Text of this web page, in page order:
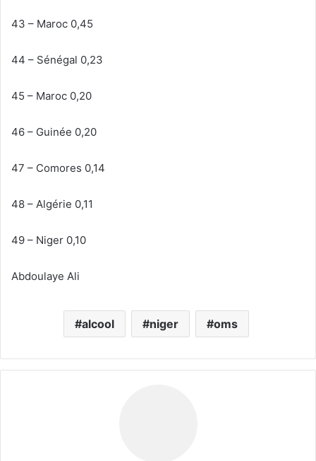
43 – Maroc 0,45
44 – Sénégal 0,23
45 – Maroc 0,20
46 – Guinée 0,20
47 – Comores 0,14
48 – Algérie 0,11
49 – Niger 0,10
Abdoulaye Ali
alcool niger oms